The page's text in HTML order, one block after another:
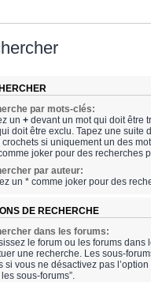
par mots-clés:
un + devant un mot qui doit être
doit être exclu. Tapez une suite
crochets si uniquement un des
joker pour des recherches
par auteur:
un * comme joker pour des
DE RECHERCHE
dans les forums:
le forum ou les forums dans
une recherche. Les sous-
si vous ne désactivez pas
sous-forums”.